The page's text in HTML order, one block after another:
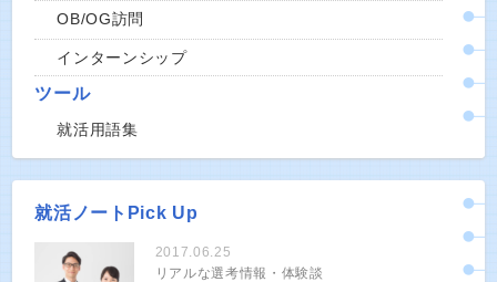
OB/OG訪問
インターンシップ
ツール
就活用語集
就活ノートPick Up
2017.06.25
リアルな選考情報・体験談